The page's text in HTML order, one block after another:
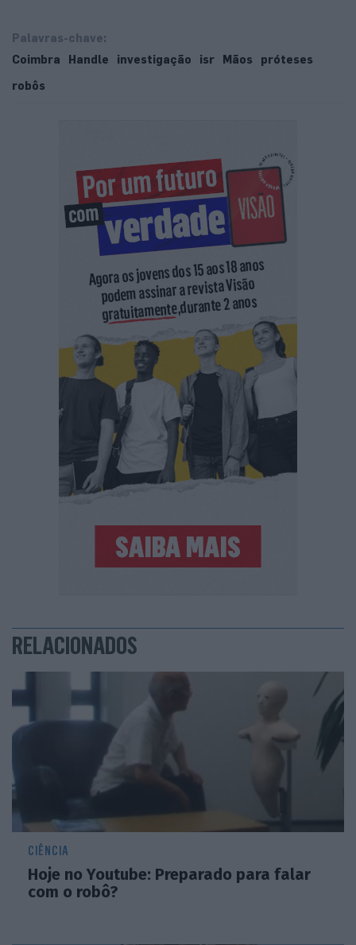
Palavras-chave:
Coimbra
Handle investigação isr Mãos
próteses
robôs
RELACIONADOS
CIÊNCIA
Hoje no Youtube: Preparado para falar
com o robô?